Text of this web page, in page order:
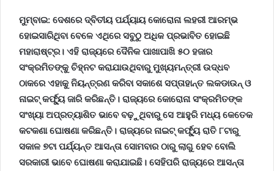
ମୁମ୍ବାଇ: ଦେଶରେ ଦ୍ବିତୀୟ ପର୍ଯ୍ୟାୟ କୋରୋନା ଲହରୀ ଆରମ୍ଭ
ହୋଇସାରିଥିବା ବେଳେ ଏଥିରେ ସବୁଠୁ ଅଧିକ ପ୍ରଭାବିତ ହୋଇଛି
ମହାରାଷ୍ଟ୍ର। ଏହି ରାଜ୍ୟରେ ଦୈନିକ ପାଖାପାଖି ୫୦ ହଜାର
ସଂକ୍ରମିତଙ୍କୁ ଚିହ୍ନଟ କରାଯାଉଥିବାରୁ ମୁଖ୍ୟମନ୍ତ୍ରୀ ଉଦ୍ଧବ
ଠାକରେ ଏହାକୁ ନିୟନ୍ତ୍ରଣ କରିବା ସକାଶେ ସପ୍ତାହାନ୍ତ ଲକଡାଉନ୍ ଓ
ନାଇଟ୍ କର୍ଫ୍ୟୁ ଜାରି କରିଛନ୍ତି। ରାଜ୍ୟରେ କୋରୋନା ସଂକ୍ରମିତଙ୍କ
ସଂଖ୍ୟା ଅପ୍ରତ୍ୟାଶିତ ଭାବେ ବଢ଼ୁଥିବାରୁ ସେ ଆହୁରି ମଧ୍ୟ କେତେକ
କଟକଣା ଘୋଷଣା କରିଛନ୍ତି। ରାଜ୍ୟରେ ନାଇଟ୍ କର୍ଫ୍ୟୁ ରାତି ୮ଟାରୁ
ସକାଳ ୭ଟା ପର୍ଯ୍ୟନ୍ତ ଆସନ୍ତା ସୋମବାର ଠାରୁ ଲାଗୁ ହେବ ବୋଲି
ସରକାରୀ ଭାବେ ଘୋଷଣା କରାଯାଇଛି। ସେହିପରି ରାଜ୍ୟରେ ଆସନ୍ତା